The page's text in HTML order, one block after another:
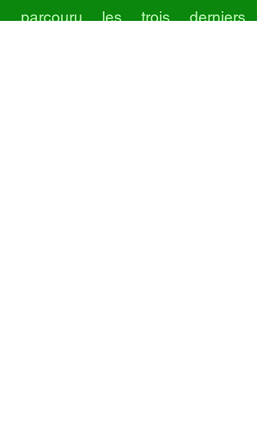
parcouru les trois derniers